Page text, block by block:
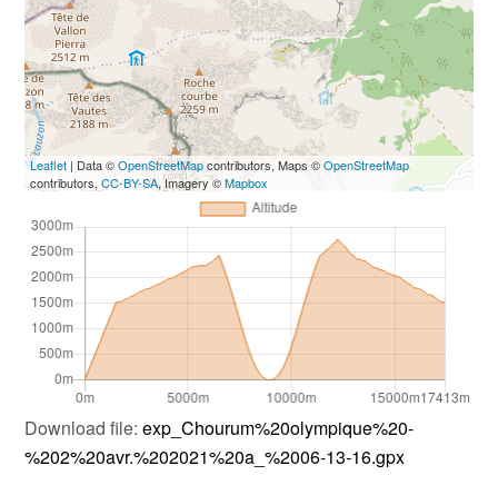
Leaflet | Data ©OpenStreetMapcontributors, Maps ©OpenStreetMap
contributors,CC-BY-SA, Imagery ©Mapbox
Download file:exp_Chourum%20olympique%20-
%202%20avr.%202021%20a_%2006-13-16.gpx